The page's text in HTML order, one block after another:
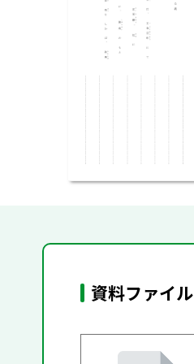
資料ファイル